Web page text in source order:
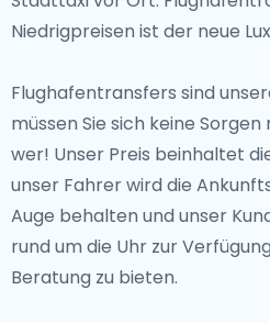
Niedrigpreisen ist der neue
Flughafentransfers sind
müssen Sie sich keine
wer! Unser Preis beinhaltet
unser Fahrer wird die
Auge behalten und unser
rund um die Uhr zur
Beratung zu bieten.